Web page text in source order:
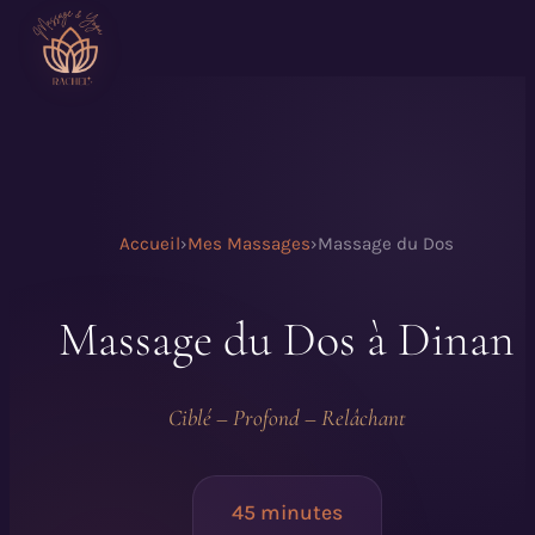
Accueil›Mes Massages›Massage du Dos
Massage du Dos à Dinan
Ciblé – Profond – Relâchant
45 minutes